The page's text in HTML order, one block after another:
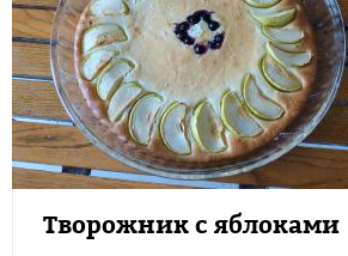
Творожник с яблоками